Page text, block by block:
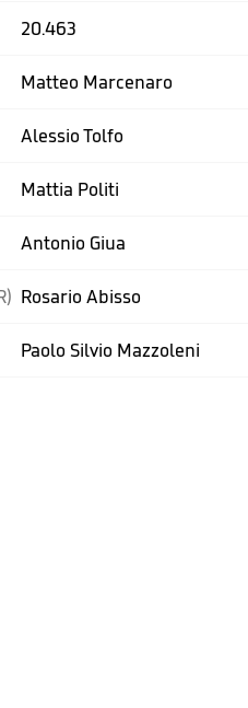
20.463
Matteo Marcenaro
Alessio Tolfo
Mattia Politi
Antonio Giua
Rosario Abisso
Paolo Silvio Mazzoleni